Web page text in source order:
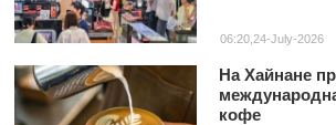
06:20,24-July-2026
На Хайнане
кофе